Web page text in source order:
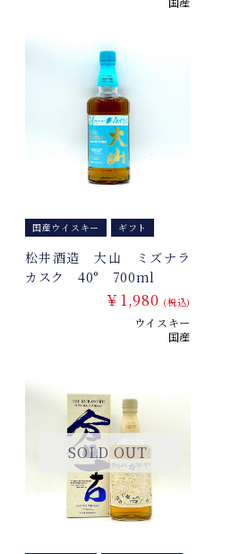
国産ウイスキー ギフト
松井酒造 大山 ミズナラ
カスク 40° 700ml
￥1,980 (税込)
ウイスキー
国産
SOLD OUT